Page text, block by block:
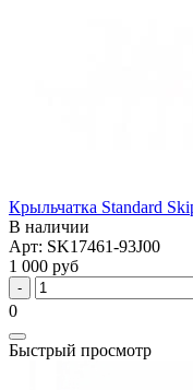
Крыльчатка Standard
В наличии
Арт: SK17461-93J00
1 000 руб
0
Быстрый просмотр